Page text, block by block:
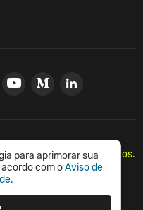
música para os brasileiros.
para aprimorar sua
acordo com oAviso de